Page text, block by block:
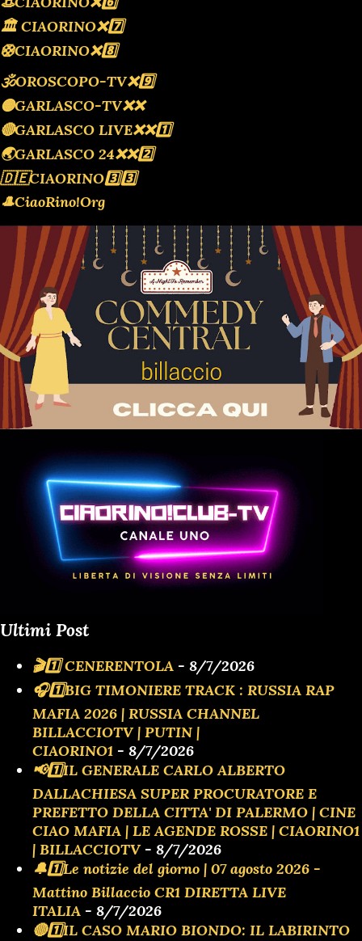
🏛 CIAORINO❌️7️⃣
🛟CIAORINO❌️8️⃣
🕉OROSCOPO-TV❌️9️⃣
🟡GARLASCO-TV❌️❌️
🔴GARLASCO LIVE❌️❌️1️⃣
🌏GARLASCO 24❌️❌️2️⃣
🇩🇪CIAORINO3️⃣3️⃣
🎩CiaoRino!Org
Ultimi Post
🎬1️⃣ CENERENTOLA - 8/7/2026
🎧1️⃣BIG TIMONIERE TRACK : RUSSIA RAP
MAFIA 2026 | RUSSIA CHANNEL
BILLACCIOTV | PUTIN |
CIAORINO1 - 8/7/2026
📢1️⃣IL GENERALE CARLO ALBERTO
DALLACHIESA SUPER PROCURATORE E
PREFETTO DELLA CITTA' DI PALERMO | CINE
CIAO MAFIA | LE AGENDE ROSSE | CIAORINO1
| BILLACCIOTV- 8/7/2026
🔔1️⃣Le notizie del giorno | 07 agosto 2026 -
Mattino Billaccio CR1 DIRETTA LIVE
ITALIA - 8/7/2026
🔴1️⃣IL CASO MARIO BIONDO: IL LABIRINTO